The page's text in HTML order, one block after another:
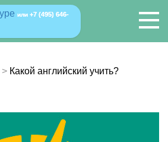
или +7 (495) 646-
> Какой английский учить?